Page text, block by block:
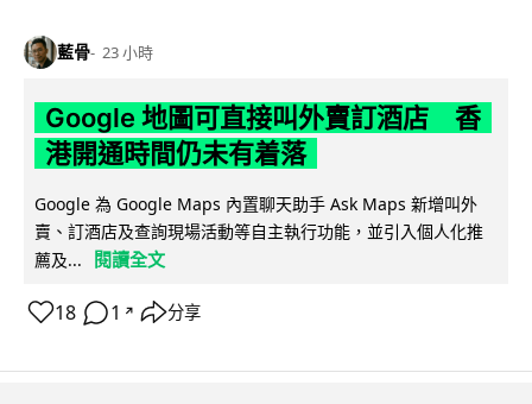
藍骨 23 小時
Google 地圖可直接叫外賣訂酒店 香
港開通時間仍未有着落
Google 為 Google Maps 內置聊天助手 Ask Maps 新增叫外
賣、訂酒店及查詢現場活動等自主執行功能，並引入個人化推
薦及...
閱讀全文
18 1 ↗ 分享